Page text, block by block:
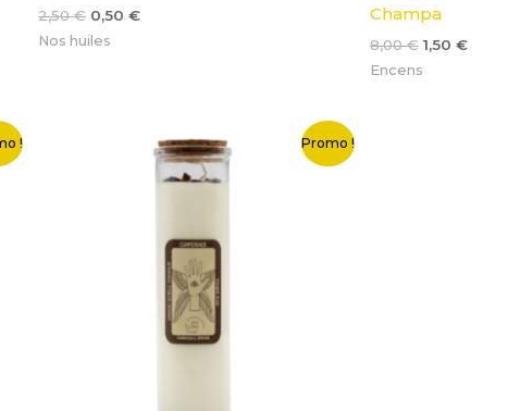
2,50€ 0,50 €
Nos huiles
Champa
8,00€ 1,50 €
Encens
! Promo !
prix
actuel